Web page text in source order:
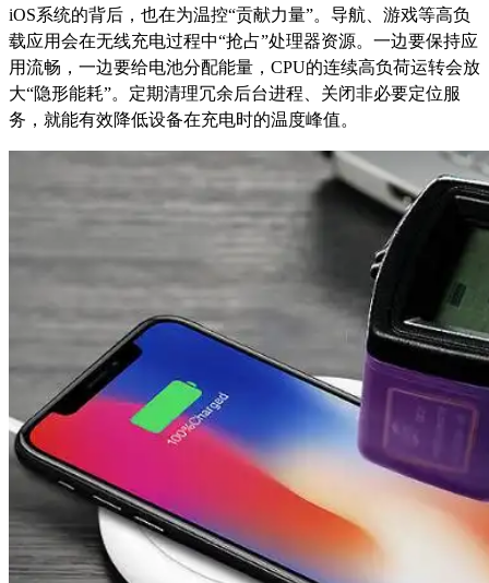
iOS系统的背后，也在为温控“贡献力量”。导航、游戏等高负
载应用会在无线充电过程中“抢占”处理器资源。一边要保持应
用流畅，一边要给电池分配能量，CPU的连续高负荷运转会放
大“隐形能耗”。定期清理冗余后台进程、关闭非必要定位服
务，就能有效降低设备在充电时的温度峰值。